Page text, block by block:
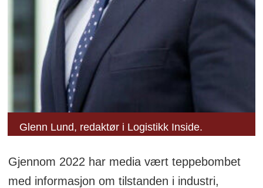
Glenn Lund, redaktør i Logistikk Inside.
Gjennom 2022 har media vært teppebombet
med informasjon om tilstanden i industri,